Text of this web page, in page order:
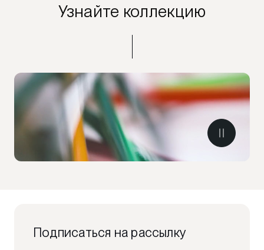
Узнайте коллекцию
Подписаться на рассылку